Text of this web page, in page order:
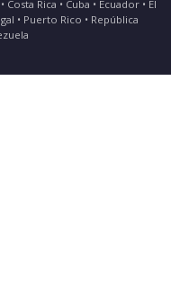
Rica • Cuba • Ecuador • El
• Puerto Rico • República